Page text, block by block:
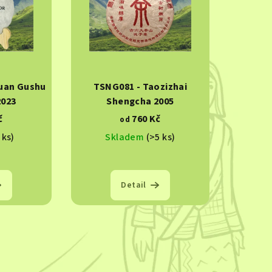
Gushu
TSNG081 - Taozizhai
Shengcha 2005
od 760 Kč
Skladem (>5 ks)
Detail